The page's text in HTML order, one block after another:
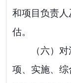
和项目负责
估。
（六） 对
项、实施、